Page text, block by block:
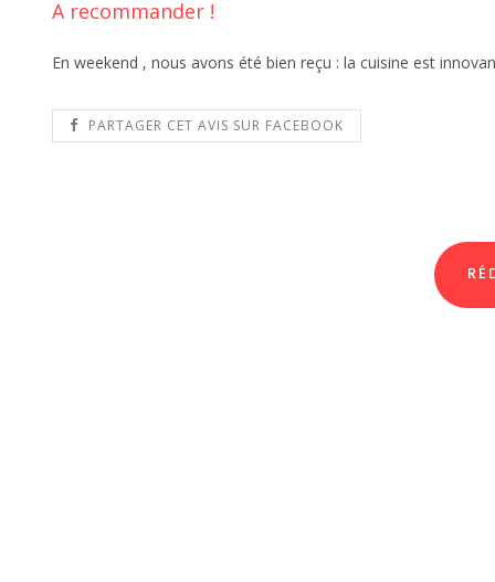
A recommander !
En weekend , nous avons été bien reçu : la cuisine est
PARTAGER CET AVIS SUR FACEBOOK